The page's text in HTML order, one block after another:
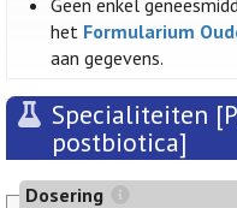
Geen enkel
het Formularium
aan gegevens.
Specialiteiten
postbiotica]
Dosering